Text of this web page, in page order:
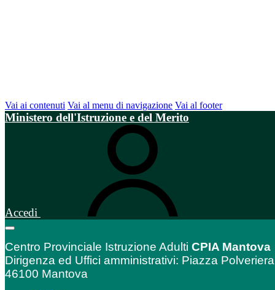
Vai ai contenuti Vai al menu di navigazione Vai al footer
Ministero dell'Istruzione e del Merito
Accedi
Centro Provinciale Istruzione Adulti CPIA Mantova
Dirigenza ed Uffici amministrativi: Piazza
46100 Mantova